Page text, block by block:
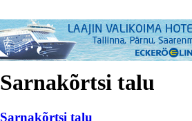
Sarnakõrtsi talu
Sarnakõrtsi talu